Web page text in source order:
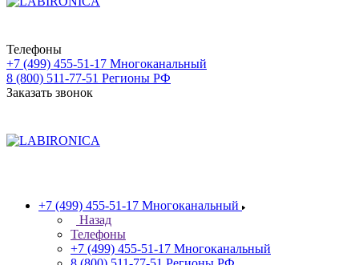
Телефоны
+7 (499) 455-51-17 Многоканальный
8 (800) 511-77-51 Регионы РФ
Заказать звонок
+7 (499) 455-51-17 Многоканальный
Назад
Телефоны
+7 (499) 455-51-17 Многоканальный